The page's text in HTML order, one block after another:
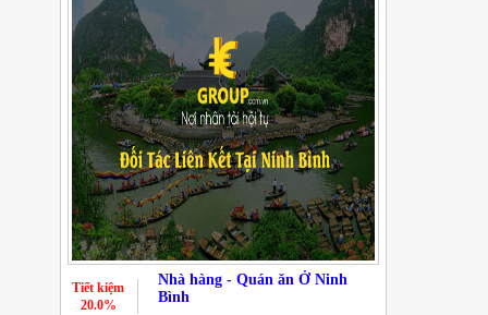
Nhà hàng - Quán ăn Ở Ninh
Bình
Tiết kiệm
20.0%